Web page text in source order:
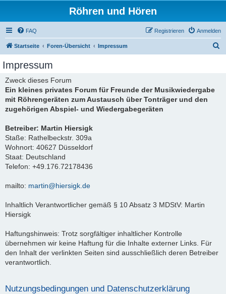
Röhren und Hören
FAQ Anmelden
Registrieren
Startseite Foren-Übersicht Impressum
Impressum
Zweck dieses Forum
Ein kleines privates Forum für Freunde der Musikwiedergabe
mit Röhrengeräten zum Austausch über Tonträger und den
zugehörigen Abspiel- und Wiedergabegeräten
Betreiber: Martin Hiersigk
Staße: Rathelbeckstr. 309a
Wohnort: 40627 Düsseldorf
Staat: Deutschland
Telefon: +49.176.72178436
mailto: martin@hiersigk.de
Inhaltlich Verantwortlicher gemäß § 10 Absatz 3 MDStV: Martin
Hiersigk
Haftungshinweis: Trotz sorgfältiger inhaltlicher Kontrolle
übernehmen wir keine Haftung für die Inhalte externer Links. Für
den Inhalt der verlinkten Seiten sind ausschließlich deren Betreiber
verantwortlich.
Nutzungsbedingungen und Datenschutzerklärung